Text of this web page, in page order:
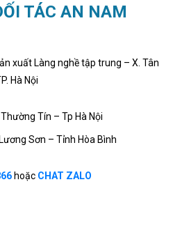
TÁC AN NAM
xuất Làng nghề tập trung – X. Tân
Hà Nội
Tín – Tp Hà Nội
Sơn – Tỉnh Hòa Bình
hoặc CHAT ZALO